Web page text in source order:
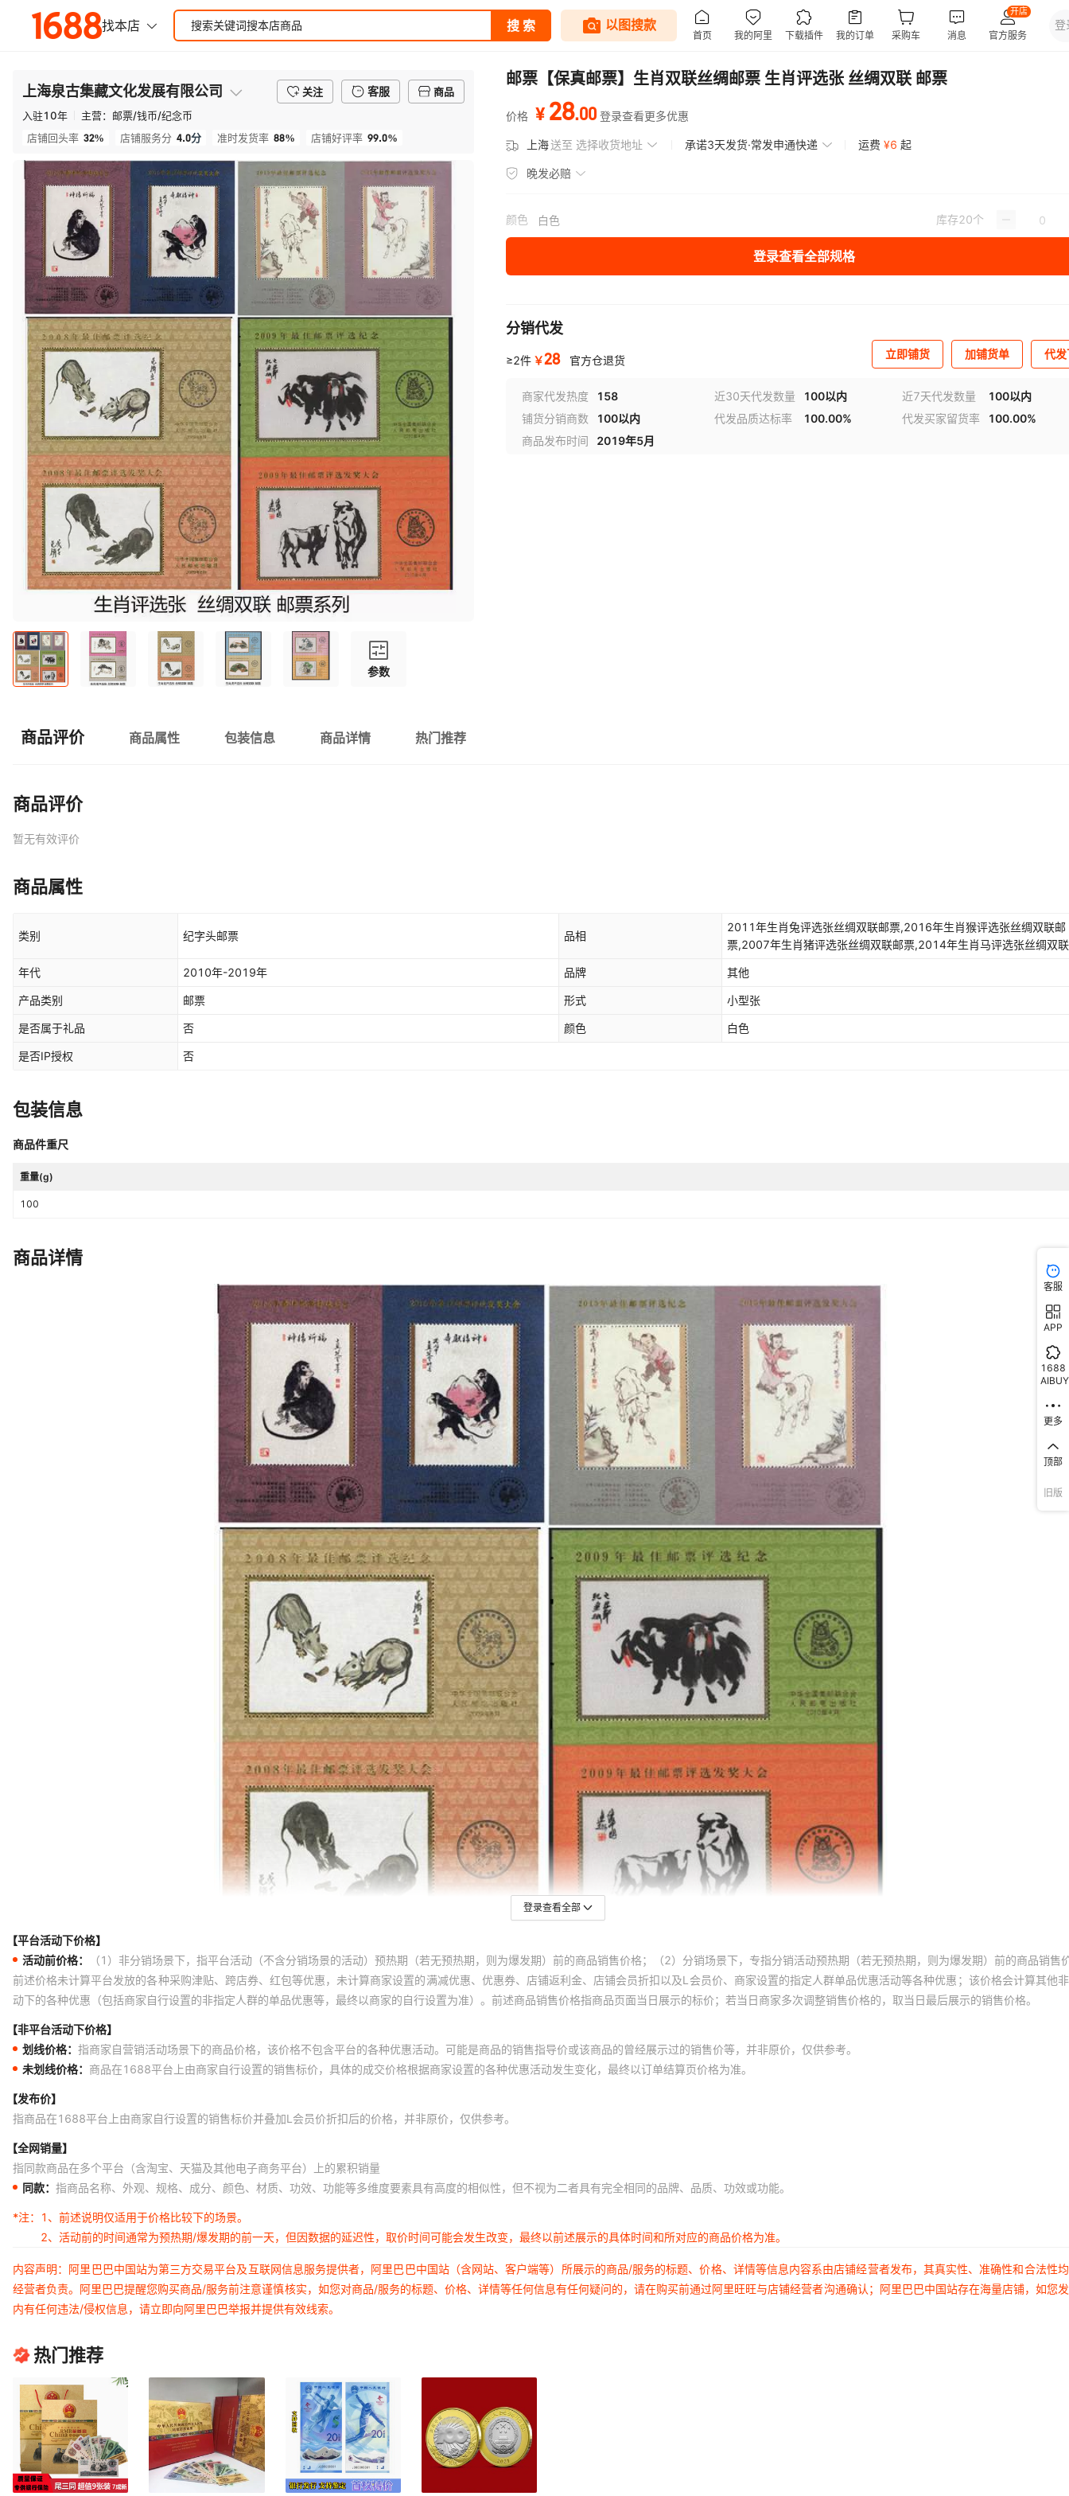
上海泉古集藏文化发展有限公司 关注 客服
商品
入驻10年 主营： 邮票/钱币/纪念币
店铺回头率 32% 店铺服务分 4.0分 准时发货率 88% 店铺好评率 99.0%
参数
邮票【保真邮票】生肖双联丝绸邮票 生肖评选张 丝绸双联 邮票
价格 ¥ 28.00 登录查看更多优惠
上海送至 选择收货地址 承诺3天发货·常发申通快递 运费 ¥6 起
晚发必赔
颜色 白色 库存20个
登录查看全部规格
分销代发
≥2件 ￥28 官方仓退货 立即铺货 加铺货单 代
商家代发热度 158 近30天代发数量 100以内 近7天代发数量
100以内
铺货分销商数
100以内 代发品质达标率 100.00% 代发买家留货率
100.00%
商品发布时间
2019年5月
商品评价 商品属性 包装信息 商品详情 热门推荐
商品评价
暂无有效评价
商品属性
类别 纪字头邮票 品相
2011年生肖兔评选张丝绸双联邮票,2016年生肖猴评选张丝绸双联邮
票,2007年生肖猪评选张丝绸双联邮票,2014年生肖马评选张丝绸双
票,2009年生肖牛评选张丝绸双联邮票,2008年生肖鼠评选张丝绸双
票,2010年生肖虎评选张丝绸双联邮票,2015年生肖羊评选张丝绸双
年代 2010年-2019年 品牌 其他
产品类别 邮票 形式 小型张
是否属于礼品 否 颜色 白色
是否IP授权 否
包装信息
商品件重尺
重量(g)
100
商品详情
登录查看全部
【平台活动下价格】
活动前价格：
（1）非分销场景下，指平台活动（不含分销场景的活动）预热期（若无预热期，则为爆发期）前的商品销售价格；（2）分销场景下，专指分销活动预热期（若无预热期，则为爆发期）前的商品销售
前述价格未计算平台发放的各种采购津贴、跨店券、红包等优惠，未计算商家设置的满减优惠、优惠券、店铺返利金、店铺会员折扣以及L会员价、商家设置的指定人群单品优惠活动等各种优惠；该价格会计算其他
动下的各种优惠（包括商家自行设置的非指定人群的单品优惠等，最终以商家的自行设置为准）。前述商品销售价格指商品页面当日展示的标价；若当日商家多次调整销售价格的，取当日最后展示的销售价格。
【非平台活动下价格】
划线价格： 指商家自营销活动场景下的商品价格，该价格不包含平台的各种优惠活动。可能是商品的销售指导价或该商品的曾经展示过的销售价等，并非原价，仅供参考。
未划线价格： 商品在1688平台上由商家自行设置的销售标价，具体的成交价格根据商家设置的各种优惠活动发生变化，最终以订单结算页价格为准。
【发布价】
指商品在1688平台上由商家自行设置的销售标价并叠加L会员价折扣后的价格，并非原价，仅供参考。
【全网销量】
指同款商品在多个平台（含淘宝、天猫及其他电子商务平台）上的累积销量
同款： 指商品名称、外观、规格、成分、颜色、材质、功效、功能等多维度要素具有高度的相似性，但不视为二者具有完全相同的品牌、品质、功效或功能。
*注：
1、前述说明仅适用于价格比较下的场景。
2、活动前的时间通常为预热期/爆发期的前一天，但因数据的延迟性，取价时间可能会发生改变，最终以前述展示的具体时间和所对应的商品价格为准。
内容声明：阿里巴巴中国站为第三方交易平台及互联网信息服务提供者，阿里巴巴中国站（含网站、客户端等）所展示的商品/服务的标题、价格、详情等信息内容系由店铺经营者发布，其真实性、准确性和合法性
经营者负责。阿里巴巴提醒您购买商品/服务前注意谨慎核实，如您对商品/服务的标题、价格、详情等任何信息有任何疑问的，请在购买前通过阿里旺旺与店铺经营者沟通确认；阿里巴巴中国站存在海量店铺，如您
内有任何违法/侵权信息，请立即向阿里巴巴举报并提供有效线索。
热门推荐
客服
APP
1688
AIBUY
更多
顶部
旧版